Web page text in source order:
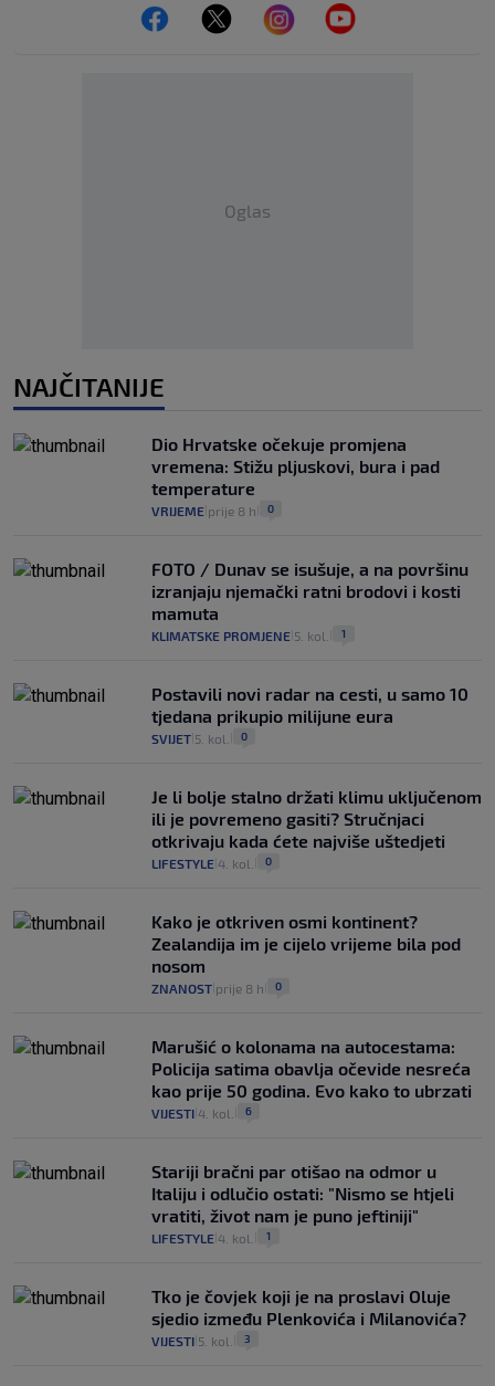
Oglas
NAJČITANIJE
Dio Hrvatske očekuje promjena
vremena: Stižu pljuskovi, bura i pad
temperature
VRIJEME prije 8 h 0
FOTO / Dunav se isušuje, a na površinu
izranjaju njemački ratni brodovi i kosti
mamuta
KLIMATSKE PROMJENE 5. kol. 1
Postavili novi radar na cesti, u samo 10
tjedana prikupio milijune eura
SVIJET 5. kol. 0
Je li bolje stalno držati klimu uključenom
ili je povremeno gasiti? Stručnjaci
otkrivaju kada ćete najviše uštedjeti
LIFESTYLE 4. kol. 0
Kako je otkriven osmi kontinent?
Zealandija im je cijelo vrijeme bila pod
nosom
ZNANOST prije 8 h 0
Marušić o kolonama na autocestama:
Policija satima obavlja očevide nesreća
kao prije 50 godina. Evo kako to ubrzati
VIJESTI 4. kol. 6
Stariji bračni par otišao na odmor u
Italiju i odlučio ostati: "Nismo se htjeli
vratiti, život nam je puno jeftiniji"
LIFESTYLE 4. kol. 1
Tko je čovjek koji je na proslavi Oluje
sjedio između Plenkovića i Milanovića?
VIJESTI 5. kol. 3